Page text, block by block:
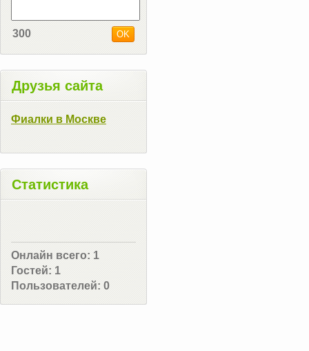
300
Друзья сайта
Фиалки в Москве
Статистика
Онлайн всего: 1
Гостей: 1
Пользователей: 0